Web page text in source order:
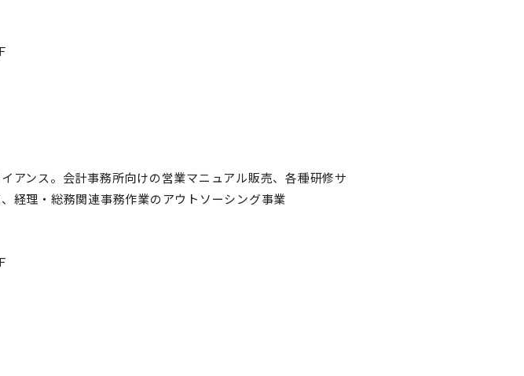
アンス。会計事務所向けの営業マニュアル販売、各種研修サ
経理・総務関連事務作業のアウトソーシング事業